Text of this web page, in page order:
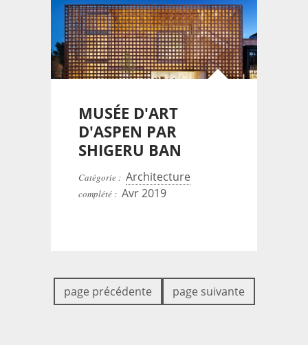
MUSÉE D'ART
D'ASPEN PAR
SHIGERU BAN
Catégorie : Architecture
complété : Avr 2019
page précédente page suivante